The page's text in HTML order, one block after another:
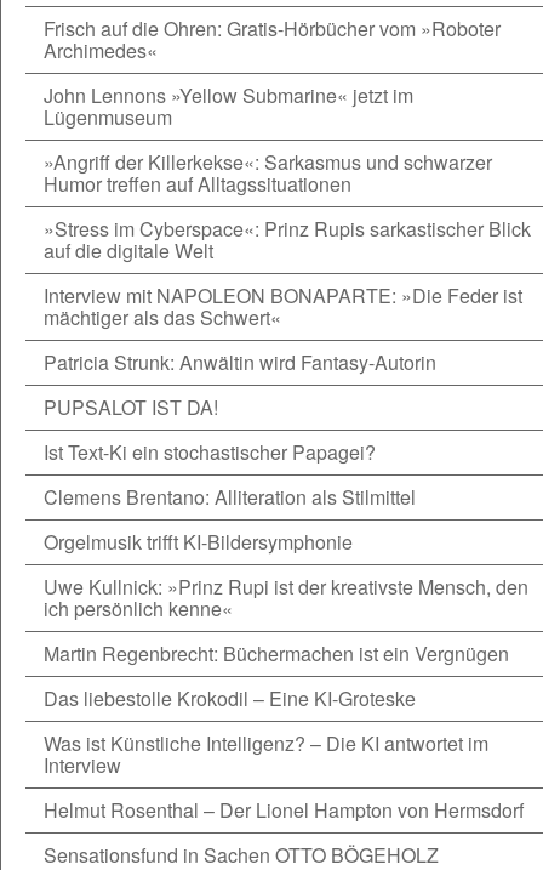
Frisch auf die Ohren: Gratis-Hörbücher vom »Roboter
Archimedes«
John Lennons »Yellow Submarine« jetzt im
Lügenmuseum
»Angriff der Killerkekse«: Sarkasmus und schwarzer
Humor treffen auf Alltagssituationen
»Stress im Cyberspace«: Prinz Rupis sarkastischer Blick
auf die digitale Welt
Interview mit NAPOLEON BONAPARTE: »Die Feder ist
mächtiger als das Schwert«
Patricia Strunk: Anwältin wird Fantasy-Autorin
PUPSALOT IST DA!
Ist Text-Ki ein stochastischer Papagei?
Clemens Brentano: Alliteration als Stilmittel
Orgelmusik trifft KI-Bildersymphonie
Uwe Kullnick: »Prinz Rupi ist der kreativste Mensch, den
ich persönlich kenne«
Martin Regenbrecht: Büchermachen ist ein Vergnügen
Das liebestolle Krokodil – Eine KI-Groteske
Was ist Künstliche Intelligenz? – Die KI antwortet im
Interview
Helmut Rosenthal – Der Lionel Hampton von Hermsdorf
Sensationsfund in Sachen OTTO BÖGEHOLZ